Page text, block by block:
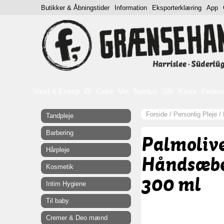
Forside / Personlig Pleje /
300 ml
Tandpleje
Barbering
Hårpleje
Kosmetik
Intim Hygiene
Til baby
Cremer & Deo mænd
Butikker & Åbningstider Information Eksporterklæring App